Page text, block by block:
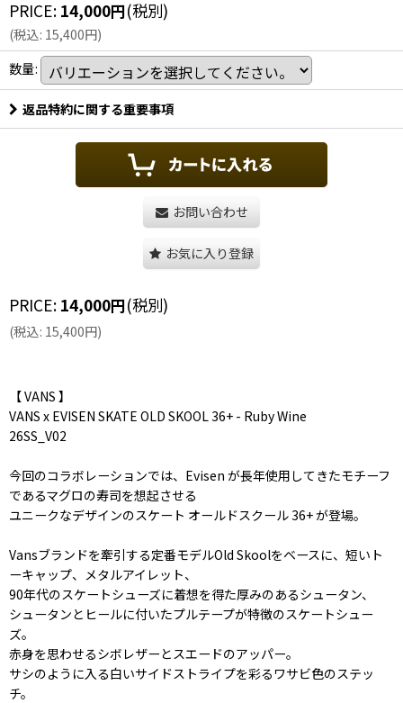
PRICE: 14,000円(税別)
(税込: 15,400円)
数量:
返品特約に関する重要事項
お問い合わせ
お気に入り登録
PRICE: 14,000円(税別)
(税込: 15,400円)
【 VANS 】
VANS x EVISEN SKATE OLD SKOOL 36+ - Ruby Wine
26SS_V02
今回のコラボレーションでは、Evisen が長年使用してきたモチーフ
であるマグロの寿司を想起させる
ユニークなデザインのスケート オールドスクール 36+ が登場。
Vansブランドを牽引する定番モデルOld Skoolをベースに、短いト
ーキャップ、メタルアイレット、
90年代のスケートシューズに着想を得た厚みのあるシュータン、
シュータンとヒールに付いたプルテープが特徴のスケートシュー
ズ。
赤身を思わせるシボレザーとスエードのアッパー。
サシのように入る白いサイドストライプを彩るワサビ色のステッ
チ。